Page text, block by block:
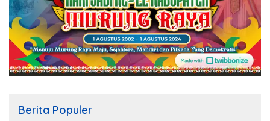
Berita Populer